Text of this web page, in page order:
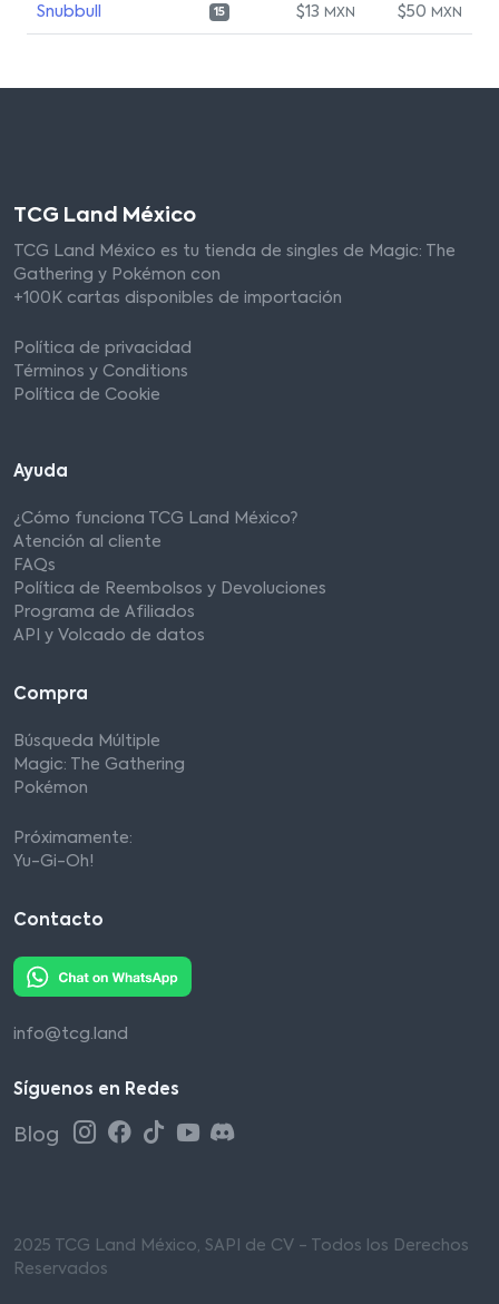
Snubbull 15 $13 MXN $50 MXN
TCG Land México
TCG Land México es tu tienda de singles de Magic: The
Gathering y Pokémon con
+100K cartas disponibles de importación
Política de privacidad
Términos y Conditions
Política de Cookie
Ayuda
¿Cómo funciona TCG Land México?
Atención al cliente
FAQs
Política de Reembolsos y Devoluciones
Programa de Afiliados
API y Volcado de datos
Compra
Búsqueda Múltiple
Magic: The Gathering
Pokémon
Próximamente:
Yu-Gi-Oh!
Contacto
info@tcg.land
Síguenos en Redes
Blog
2025 TCG Land México, SAPI de CV - Todos los Derechos
Reservados